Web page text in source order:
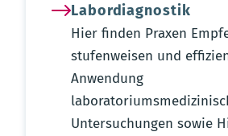
Labordiagnostik
Hier finden Praxen
stufenweisen und
Anwendung
Untersuchungen sowie